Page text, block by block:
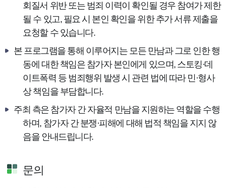
회질서 위반 또는 범죄 이력이 확인될 경우 참여가 제한
될 수 있고, 필요 시 본인 확인을 위한 추가 서류 제출을
요청할 수 있습니다.
본 프로그램을 통해 이루어지는 모든 만남과 그로 인한 행
동에 대한 책임은 참가자 본인에게 있으며, 스토킹·데
이트폭력 등 범죄행위 발생 시 관련 법에 따라 민·형사
상 책임을 부담합니다.
주최 측은 참가자 간 자율적 만남을 지원하는 역할을 수행
하며, 참가자 간 분쟁·피해에 대해 법적 책임을 지지 않
음을 안내드립니다.
문의